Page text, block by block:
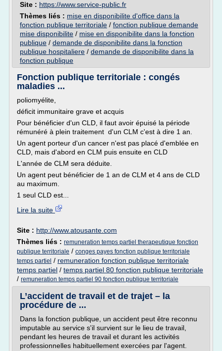
Site : https://www.service-public.fr
Thèmes liés : mise en disponibilite d'office dans la
fonction publique territoriale / fonction publique demande
mise disponibilite / mise en disponibilite dans la fonction
publique / demande de disponibilite dans la fonction
publique hospitaliere / demande de disponibilite dans la
fonction publique
Fonction publique territoriale : congés
maladies ...
poliomyélite,
déficit immunitaire grave et acquis
Pour bénéficier d'un CLD, il faut avoir épuisé la période
rémunéré à plein traitement d'un CLM c'est à dire 1 an.
Un agent porteur d'un cancer n'est pas placé d'emblée en
CLD, mais d'abord en CLM puis ensuite en CLD
L'année de CLM sera déduite.
Un agent peut bénéficier de 1 an de CLM et 4 ans de CLD
au maximum.
1 seul CLD est...
Lire la suite
Site : http://www.atousante.com
Thèmes liés : remuneration temps partiel therapeutique fonction
publique territoriale / conges payes fonction publique territoriale
temps partiel / remuneration fonction publique territoriale
temps partiel / temps partiel 80 fonction publique territoriale
/ remuneration temps partiel 90 fonction publique territoriale
L’accident de travail et de trajet – la
procédure de ...
Dans la fonction publique, un accident peut être reconnu
imputable au service s'il survient sur le lieu de travail,
pendant les heures de travail et durant les activités
professionnelles habituellement exercées par l'agent.